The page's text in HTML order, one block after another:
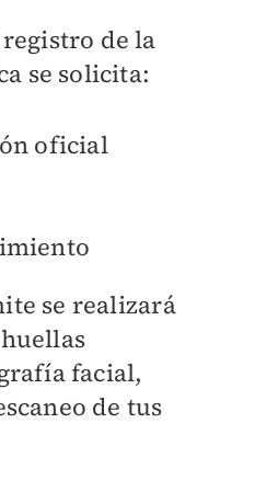
de la
se solicita:
oficial
se realizará
facial,
de tus